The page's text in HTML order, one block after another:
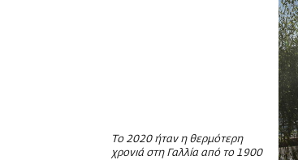
Το 2020 ήταν η θερμότερη
χρονιά στη Γαλλία από το 1900